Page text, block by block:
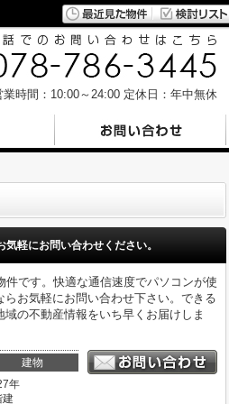
業時間：10:00～24:00 定休日：年中無休
気軽にお問い合わせください。
です。快適な通信速度でパソコンが使
お気軽にお問い合わせ下さい。できる
の不動産情報をいち早くお届けしま
建物
年
建